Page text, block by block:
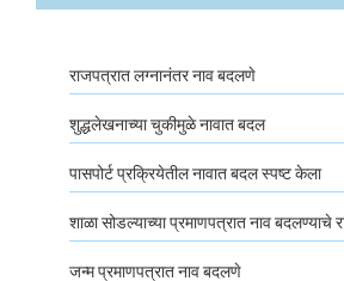
राजपत्रात लग्नानंतर नाव बदलणे
शुद्धलेखनाच्या चुकीमुळे नावात बदल
पासपोर्ट प्रक्रियेतील नावात बदल स्पष्ट केला
शाळा सोडल्याच्या प्रमाणपत्रात नाव बदलण्याचे
जन्म प्रमाणपत्रात नाव बदलणे